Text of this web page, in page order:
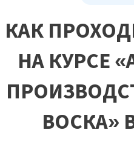
КАК
НА КУРСЕ
ВОСКА»